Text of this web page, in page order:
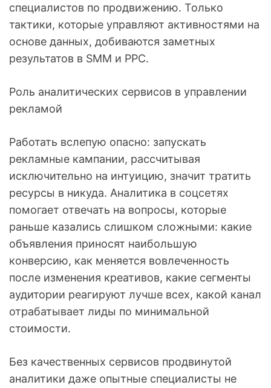
специалистов по продвижению. Только
тактики, которые управляют активностями на
основе данных, добиваются заметных
результатов в SMM и PPC.
Роль аналитических сервисов в управлении
рекламой
Работать вслепую опасно: запускать
рекламные кампании, рассчитывая
исключительно на интуицию, значит тратить
ресурсы в никуда. Аналитика в соцсетях
помогает отвечать на вопросы, которые
раньше казались слишком сложными: какие
объявления приносят наибольшую
конверсию, как меняется вовлеченность
после изменения креативов, какие сегменты
аудитории реагируют лучше всех, какой канал
отрабатывает лиды по минимальной
стоимости.
Без качественных сервисов продвинутой
аналитики даже опытные специалисты не